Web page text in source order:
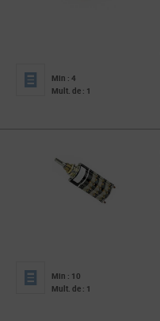
Min : 4
Mult. de : 1
Min : 10
Mult. de : 1